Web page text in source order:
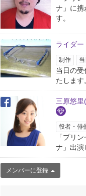
ナ」に携
す。
ライダー
制作
当日の
たします
三原悠
役者・俳
「プリ
ナ」出演
メンバーに登録